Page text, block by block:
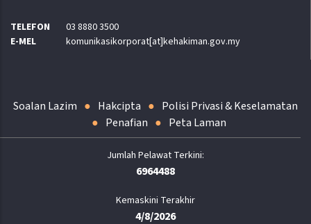
TELEFON
03 8880 3500
E-MEL
komunikasikorporat[at]kehakiman.gov.my
Soalan Lazim Hakcipta
Polisi Privasi & Keselamatan
Penafian
Peta Laman
6964488
Kemaskini Terakhir
4/8/2026